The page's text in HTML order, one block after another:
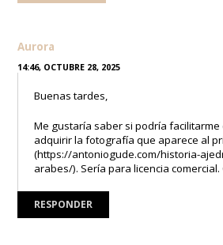
Aurora
14:46, OCTUBRE 28, 2025
Buenas tardes,
Me gustaría saber si podría
adquirir la fotografía que aparece al
(https://antoniogude.com/historia-
arabes/). Sería para licencia comercial.
RESPONDER